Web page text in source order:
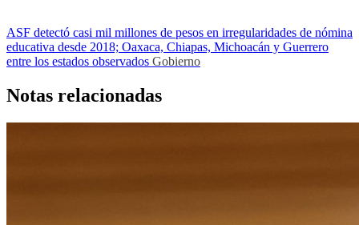
ASF detectó casi mil millones de pesos en irregularidades de nómina
educativa desde 2018; Oaxaca, Chiapas, Michoacán y Guerrero
entre los estados observados Gobierno
Notas relacionadas